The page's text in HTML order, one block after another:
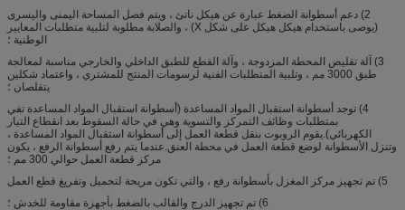
2) دعم أسطوانة الضغط عبارة عن هيكل ناتئ ، ويتم فصل المساحة اليمنى واليسرى
(يوصى باستخدام هيكل هيكل على شكل X) ، والصلابة مطلوبة لتلبية متطلبات المعايير
الوطنية ؛
3) آلة تقليص المحطة المزدوجة ، وآلة القطع للطبق الداخلي والخارجي مناسبة لمعالجة
طبق 3000 مم ، وتلبية المتطلبات الفنية لرسومات المنتج للمشتري ، واعتماد شكلين
يتقلصان ؛
4) توجد أسطوانة استقبال المواد المساعدة (أسطوانة استقبال المواد المساعدة تفي
بمتطلبات وظائف التمركز والتسوية وهي في حالة السقوط بعد انقطاع التيار
الكهربائي).يقوم الروبوت بنقل قطعة العمل إلى أسطوانة استقبال المواد المساعدة ،
وتنزل الأسطوانة لوضع قطعة العمل في محطة العنق.عندما يتم رفع أسطوانة الرفع ، يكون
مركز قطعة العمل حوالي 300 مم ؛
5) تم تجهيز مركز المغزل بأسطوانة رفع ، والتي تكون مريحة لتحميل وتفريغ قطع العمل
6) تم تجهيز الدرج والقالب بالضغط بأجهزة مقاومة للخدش ؛